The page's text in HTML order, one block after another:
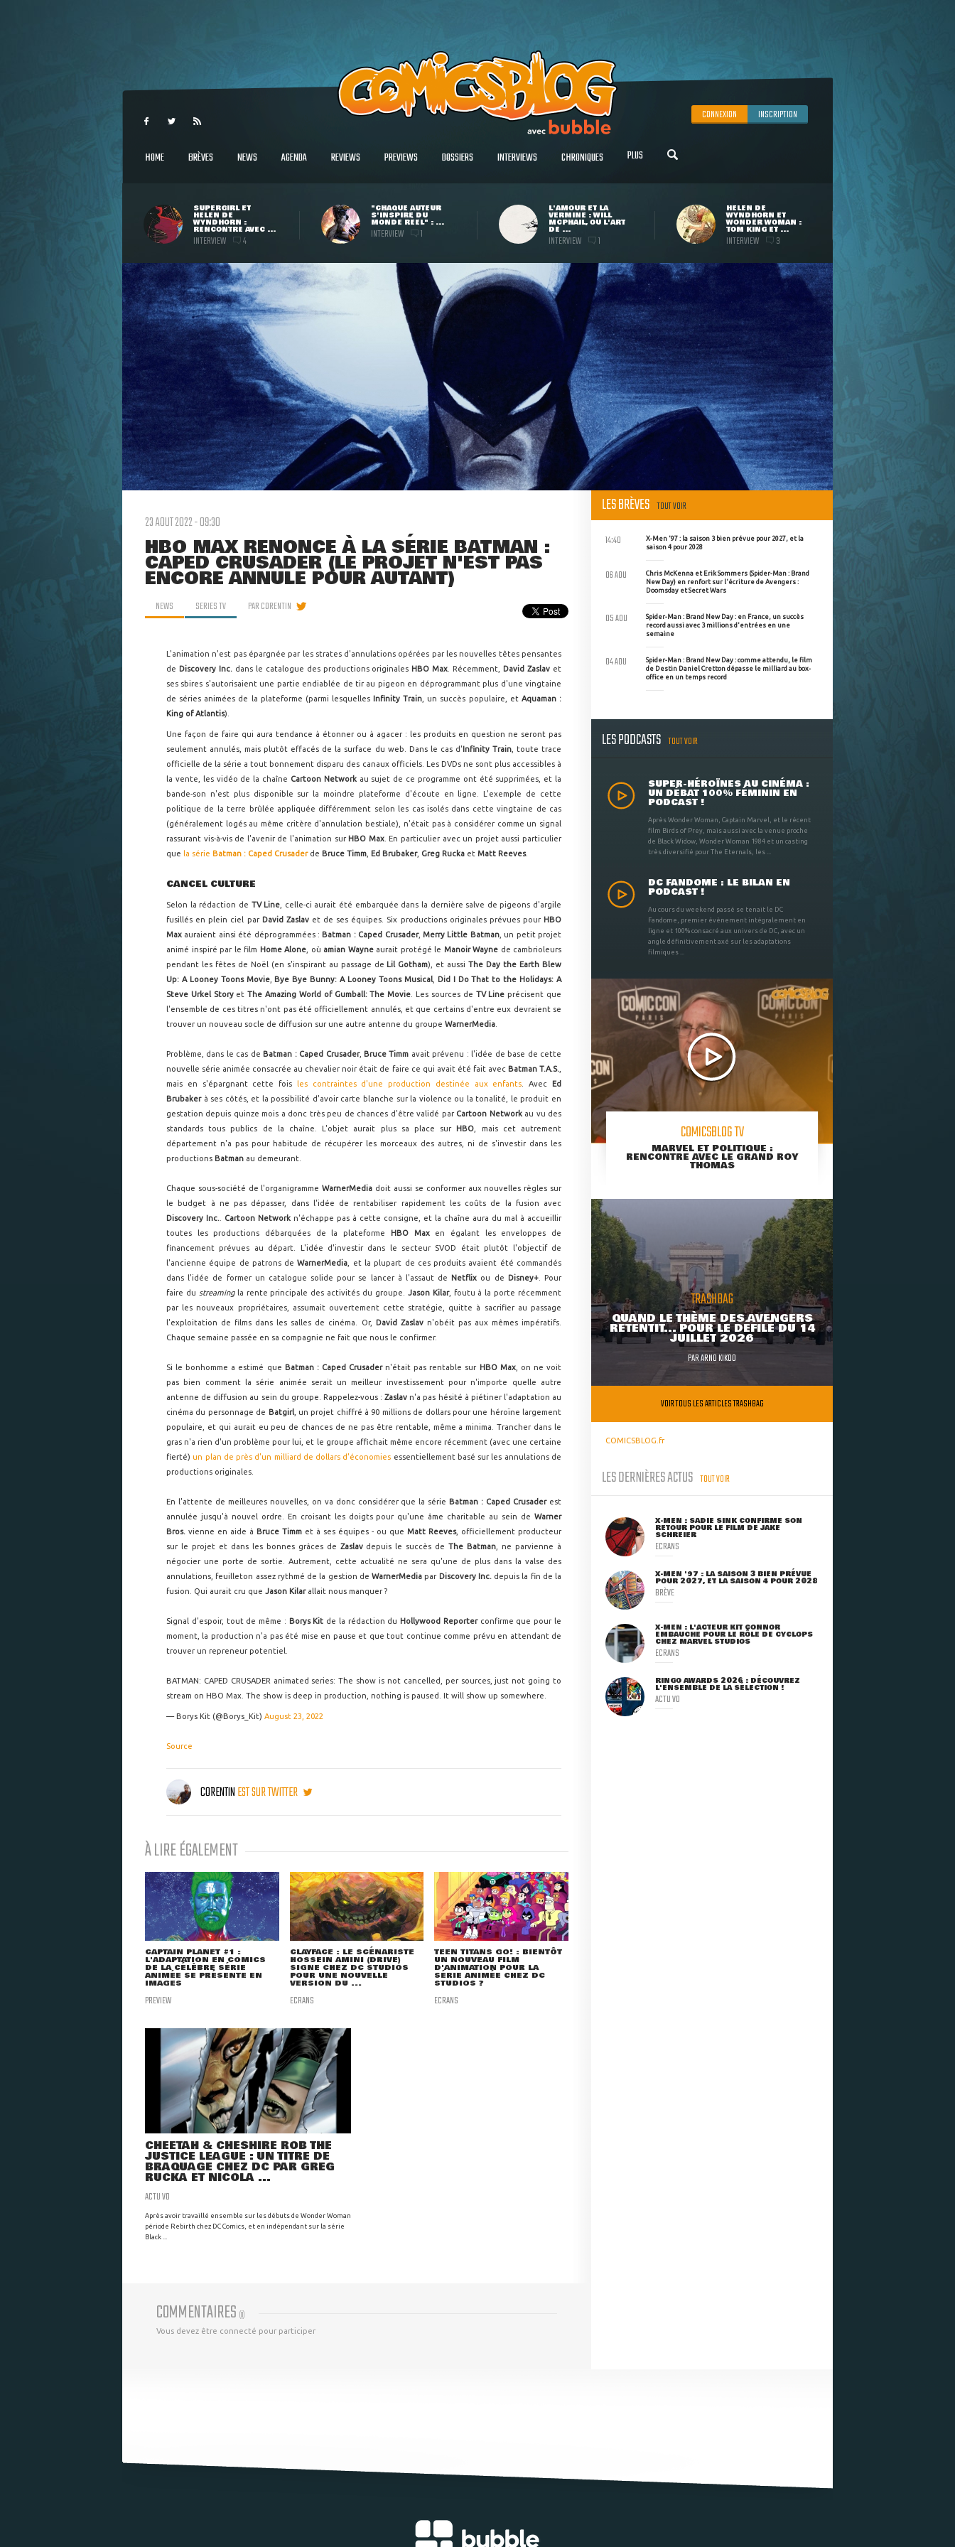
CONNEXION INSCRIPTION
HOME BRÈVES NEWS AGENDA REVIEWS PREVIEWS DOSSIERS INTERVIEWS CHRONIQUES PLUS
SUPERGIRL ET
HELEN DE
WYNDHORN :
RENCONTRE AVEC ...
INTERVIEW 4
"CHAQUE AUTEUR
S'INSPIRE DU
MONDE RÉEL" : ...
INTERVIEW 1
L'AMOUR ET LA
VERMINE : WILL
MCPHAIL, OU L'ART
DE ...
INTERVIEW 1
HELEN DE
WYNDHORN ET
WONDER WOMAN :
TOM KING ET ...
INTERVIEW 3
23 AOUT 2022 - 09:30
HBO MAX RENONCE À LA SÉRIE BATMAN :
CAPED CRUSADER (LE PROJET N'EST PAS
ENCORE ANNULÉ POUR AUTANT)
NEWS SERIES TV PARCORENTIN
L'animation n'est pas épargnée par les strates d'annulations opérées par les nouvelles têtes pensantes
de Discovery Inc. dans le catalogue des productions originales HBO Max . Récemment, David Zaslav et
ses sbires s'autorisaient une partie endiablée de tir au pigeon en déprogrammant plus d'une vingtaine
de séries animées de la plateforme (parmi lesquelles Infinity Train , un succès populaire, et Aquaman :
King of Atlantis).
Une façon de faire qui aura tendance à étonner ou à agacer : les produits en question ne seront pas
seulement annulés, mais plutôt effacés de la surface du web. Dans le cas d'Infinity Train, toute trace
officielle de la série a tout bonnement disparu des canaux officiels. Les DVDs ne sont plus accessibles à
la vente, les vidéo de la chaîne Cartoon Networkau sujet de ce programme ont été supprimées, et la
bande-son n'est plus disponible sur la moindre plateforme d'écoute en ligne. L'exemple de cette
politique de la terre brûlée appliquée différemment selon les cas isolés dans cette vingtaine de cas
(généralement logés au même critère d'annulation bestiale), n'était pas à considérer comme un signal
rassurant vis-à-vis de l'avenir de l'animation sur HBO Max. En particulier avec un projet aussi particulier
que la série Batman : Caped Crusaderde Bruce Timm Ed Brubaker, Greg Rucka et Matt Reeves.
CANCEL CULTURE
Selon la rédaction de TV Line , celle-ci aurait été embarquée dans la dernière salve de pigeons d'argile
fusillés en plein ciel par David Zaslavet de ses équipes. Six productions originales prévues pour HBO
Max auraient ainsi été déprogrammées : Batman : Caped Crusader,Merry Little Batman, un petit projet
animé inspiré par le film Home Alone , où amian Wayneaurait protégé le Manoir Wayne de cambrioleurs
pendant les fêtes de Noël (en s'inspirant au passage de Lil Gotham), et aussi The Day the Earth Blew
Up: A Looney Toons Movie, Bye Bye Bunny: A Looney Toons Musical,
Did I Do That to the Holidays: A
Steve Urkel StoryetThe Amazing World of Gumball: The Movie . Les sources de TV Line précisent que
l'ensemble de ces titres n'ont pas été officiellement annulés, et que certains d'entre eux devraient se
trouver un nouveau socle de diffusion sur une autre antenne du groupe WarnerMedia
Problème, dans le cas de Batman : Caped Crusader, Bruce Timm avait prévenu : l'idée de base de cette
nouvelle série animée consacrée au chevalier noir était de faire ce qui avait été fait avec Batman T.A.S.
mais en s'épargnant cette fois
les contraintes d'une production destinée aux enfants . Avec
Ed
Brubakerà ses côtés, et la possibilité d'avoir carte blanche sur la violence ou la tonalité, le produit en
gestation depuis quinze mois a donc très peu de chances d'être validé par Cartoon Networkau vu des
standards tous publics de la chaîne. L'objet aurait plus sa place sur
HBO , mais cet autrement
département n'a pas pour habitude de récupérer les morceaux des autres, ni de s'investir dans les
productions Batman au demeurant.
Chaque sous-société de l'organigrammeWarnerMedia doit aussi se conformer aux nouvelles règles sur
le budget à ne pas dépasser, dans l'idée de rentabiliser rapidement les coûts de la fusion avec
Discovery Inc.
Cartoon Network n'échappe pas à cette consigne, et la chaîne aura du mal à accueillir
toutes les productions débarquées de la plateforme
HBO Maxen égalant les enveloppes de
financement prévues au départ. L'idée d'investir dans le secteur SVOD était plutôt l'objectif de
l'ancienne équipe de patrons deWarnerMedia , et la plupart de ces produits avaient été commandés
dans l'idée de former un catalogue solide pour se lancer à l'assaut de
Netflix ou de Disney+. Pour
faire du streamingla rente principale des activités du groupe. Jason Kilar, foutu à la porte récemment
par les nouveaux propriétaires, assumait ouvertement cette stratégie, quitte à sacrifier au passage
l'exploitation de films dans les salles de cinéma. Or,
David Zaslavn'obéit pas aux mêmes impératifs.
Chaque semaine passée en sa compagnie ne fait que nous le confirmer.
Si le bonhomme a estimé que Batman : Caped Crusadern'était pas rentable sur HBO Max, on ne voit
pas bien comment la série animée serait un meilleur investissement pour n'importe quelle autre
antenne de diffusion au sein du groupe. Rappelez-vous :Zaslav n'a pas hésité à piétiner l'adaptation au
cinéma du personnage de Batgirl, un projet chiffré à 90 millions de dollars pour une héroïne largement
populaire, et qui aurait eu peu de chances de ne pas être rentable, même a minima. Trancher dans le
gras n'a rien d'un problème pour lui, et le groupe affichait même encore récemment (avec une certaine
fierté)un plan de près d'un milliard de dollars d'économies essentiellement basé sur les annulations de
productions originales.
En l'attente de meilleures nouvelles, on va donc considérer que la série Batman : Caped Crusader est
annulée jusqu'à nouvel ordre. En croisant les doigts pour qu'une âme charitable au sein de Warner
Bros. vienne en aide à Bruce Timm et à ses équipes - ou que Matt Reeves, officiellement producteur
sur le projet et dans les bonnes grâces de Zaslav depuis le succès deThe Batman , ne parvienne à
négocier une porte de sortie. Autrement, cette actualité ne sera qu'une de plus dans la valse des
annulations, feuilleton assez rythmé de la gestion de WarnerMedia par Discovery Inc. depuis la fin de la
fusion. Qui aurait cru que Jason Kilarallait nous manquer ?
Signal d'espoir, tout de même : Borys Kit de la rédaction du Hollywood Reporterconfirme que pour le
moment, la production n'a pas été mise en pause et que tout continue comme prévu en attendant de
trouver un repreneur potentiel.
BATMAN: CAPED CRUSADER animated series: The show is not cancelled, per sources, just not going to
stream on HBO Max. The show is deep in production, nothing is paused. It will show up somewhere.
— Borys Kit (@Borys_Kit) August 23, 2022
Source
CORENTINEST SUR TWITTER
À LIRE ÉGALEMENT
CAPTAIN PLANET #1 :
L'ADAPTATION EN COMICS
DE LA CÉLÈBRE SÉRIE
ANIMÉE SE PRÉSENTE EN
IMAGES
PREVIEW
CLAYFACE : LE SCÉNARISTE
HOSSEIN AMINI (DRIVE)
SIGNE CHEZ DC STUDIOS
POUR UNE NOUVELLE
VERSION DU ...
ECRANS
TEEN TITANS GO! : BIENTÔT
UN NOUVEAU FILM
D'ANIMATION POUR LA
SÉRIE ANIMÉE CHEZ DC
STUDIOS ?
ECRANS
CHEETAH & CHESHIRE ROB THE
JUSTICE LEAGUE : UN TITRE DE
BRAQUAGE CHEZ DC PAR GREG
RUCKA ET NICOLA ...
ACTU VO
Après avoir travaillé ensemble sur les débuts de Wonder Woman
période Rebirth chez DC Comics, et en indépendant sur la série
Black ...
COMMENTAIRES (0)
Vous devez être connecté pour participer
LES BRÈVES TOUT VOIR
X-Men '97 : la saison 3 bien prévue pour 2027, et la
saison 4 pour 2028
14:40
Chris McKenna et Erik Sommers (Spider-Man : Brand
New Day) en renfort sur l'écriture de Avengers :
Doomsday et Secret Wars
06 AOU
Spider-Man : Brand New Day : en France, un succès
record aussi avec 3 millions d'entrées en une
semaine
05 AOU
Spider-Man : Brand New Day : comme attendu, le film
de Destin Daniel Cretton dépasse le milliard au box-
office en un temps record
04 AOU
LES PODCASTS TOUT VOIR
SUPER-HÉROÏNES AU CINÉMA :
UN DÉBAT 100% FÉMININ EN
PODCAST !
Après Wonder Woman, Captain Marvel, et le récent
film Birds of Prey, mais aussi avec la venue proche
de Black Widow, Wonder Woman 1984 et un casting
très diversifié pour The Eternals, les ...
DC FANDOME : LE BILAN EN
PODCAST !
Au cours du weekend passé se tenait le DC
Fandome, premier évènement intégralement en
ligne et 100% consacré aux univers de DC, avec un
angle définitivement axé sur les adaptations
filmiques ...
COMICSBLOG TV
MARVEL ET POLITIQUE :
RENCONTRE AVEC LE GRAND ROY
THOMAS
TRASHBAG
QUAND LE THÈME DES AVENGERS
RETENTIT... POUR LE DÉFILÉ DU 14
JUILLET 2026
PARARNO KIKOO
VOIR TOUS LES ARTICLES TRASHBAG
COMICSBLOG.fr
LES DERNIÈRES ACTUS TOUT VOIR
X-MEN : SADIE SINK CONFIRME SON
RETOUR POUR LE FILM DE JAKE
SCHREIER
ECRANS
X-MEN '97 : LA SAISON 3 BIEN PRÉVUE
POUR 2027, ET LA SAISON 4 POUR 2028
BRÈVE
X-MEN : L'ACTEUR KIT CONNOR
EMBAUCHÉ POUR LE RÔLE DE CYCLOPS
CHEZ MARVEL STUDIOS
ECRANS
RINGO AWARDS 2026 : DÉCOUVREZ
L'ENSEMBLE DE LA SÉLECTION !
ACTU VO